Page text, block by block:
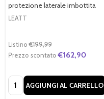
protezione laterale imbottita
LEATT
Listino €199,99
Prezzo scontato €162,90
Quantità:AGGIUNGI AL CARRELLO